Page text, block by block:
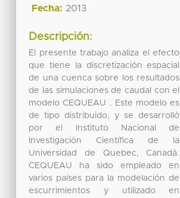
Fecha: 2013
Descripción:
El presente trabajo analiza el efecto
que tiene la discretización espacial
de una cuenca sobre los resultados
de las simulaciones de caudal con el
modelo CEQUEAU . Este modelo es
de tipo distribuido, y se desarrolló
por el Instituto Nacional de
Investigación Científica de la
Universidad de Quebec, Canadá.
CEQUEAU ha sido empleado en
varios países para la modelación de
escurrimientos y utilizado en